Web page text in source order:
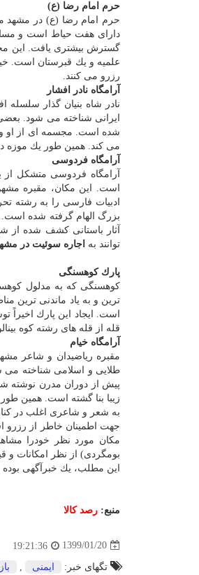
حرم امام رضا (ع)
حرم امام رضا (ع) در مشهد
گسترش بیشتری یافت. این
علمیه و یك قبرستان است.
رزرو می كنند.
آرامگاه نادر افشار
ایرانی شناخته می شود.
شده است. مجسمه ای از او
می كند. همین طور یك موزه در داخل مقبره
آرامگاه فردوسی
آرامگاه فردوسی متشكل
ادبیات فارسی را به
بزرگ الهام گرفته شده است.
آثار باستانی كشف شده از
توانند به اجاره سوئیت در
پارك كوهسنگی
كوهسنگی كه به مدلول
ترین و به یاد ماندنی
است. ایجاد این پارك
قله از قله های رشته كوه
آرامگاه خیام
مقبره ریاضیدان و شاعر
طلایی و اسلامی شناخته
پیش از دوران مدرن نوشته
زیبا بنا گشته است. همین
به شعر و شاعری اغلب در
جهت اطمینان خاطر از رزرو
مكان مورد نظر خودرا
بومگردی) از نظر امكانات
این مطلب، یك خبرآگهی
منبع: رصد كالا
1399/01/20
19:21:36
تگهای خبر: ایمنی